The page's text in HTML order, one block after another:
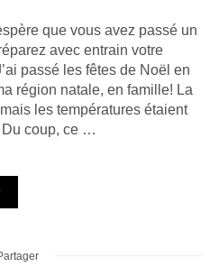
que vous avez passé un
avec entrain votre
passé les fêtes de Noël en
région natale, en famille! La
les températures étaient
Du coup, ce …